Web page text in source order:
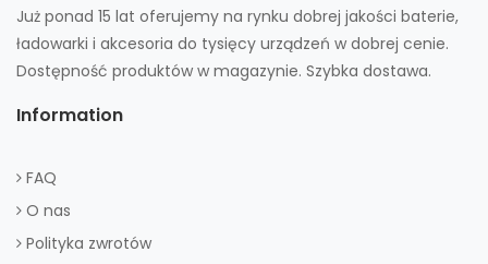
Już ponad 15 lat oferujemy na rynku dobrej jakości baterie,
ładowarki i akcesoria do tysięcy urządzeń w dobrej cenie.
Dostępność produktów w magazynie. Szybka dostawa.
Information
FAQ
O nas
Polityka zwrotów